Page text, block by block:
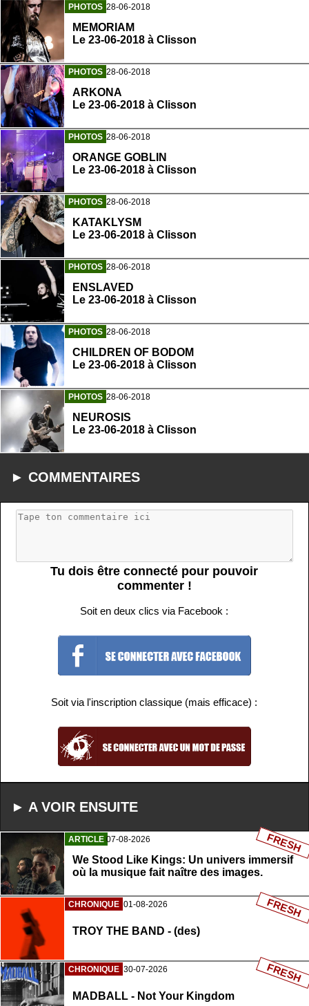
PHOTOS 28-06-2018
MEMORIAM
Le 23-06-2018 à Clisson
PHOTOS 28-06-2018
ARKONA
Le 23-06-2018 à Clisson
PHOTOS 28-06-2018
ORANGE GOBLIN
Le 23-06-2018 à Clisson
PHOTOS 28-06-2018
KATAKLYSM
Le 23-06-2018 à Clisson
PHOTOS 28-06-2018
ENSLAVED
Le 23-06-2018 à Clisson
PHOTOS 28-06-2018
CHILDREN OF BODOM
Le 23-06-2018 à Clisson
PHOTOS 28-06-2018
NEUROSIS
Le 23-06-2018 à Clisson
► COMMENTAIRES
Tu dois être connecté pour pouvoir
commenter !
Soit en deux clics via Facebook :
Soit via l'inscription classique (mais efficace) :
► A VOIR ENSUITE
ARTICLE 07-08-2026
We Stood Like Kings: Un univers immersif
où la musique fait naître des images.
FRESH
CHRONIQUE 01-08-2026
TROY THE BAND - (des)
FRESH
CHRONIQUE 30-07-2026
MADBALL - Not Your Kingdom
FRESH